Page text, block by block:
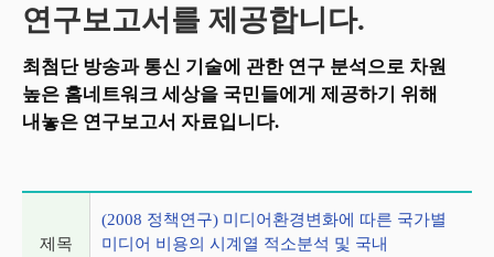
연구보고서를 제공합니다.
최첨단 방송과 통신 기술에 관한 연구 분석으로 차원
높은 홈네트워크 세상을 국민들에게 제공하기 위해
내놓은 연구보고서 자료입니다.
제목
(2008 정책연구) 미디어환경변화에 따른 국가별
미디어 비용의 시계열 적소분석 및 국내